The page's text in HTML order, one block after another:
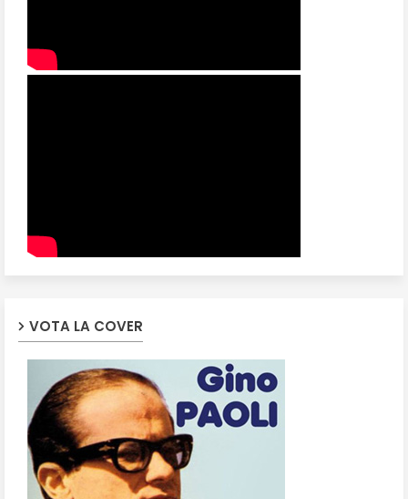
VOTA LA COVER